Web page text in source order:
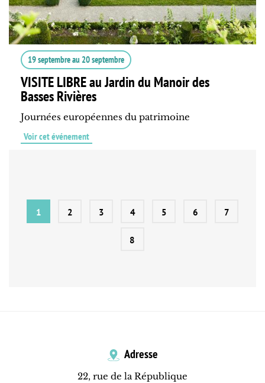
19 septembreau 20 septembre
VISITE LIBRE au Jardin du Manoir des
Basses Rivières
Journées européennes du patrimoine
Voir cet événement
1 2 3 4 5 6 7
8
Adresse
22, rue de la République